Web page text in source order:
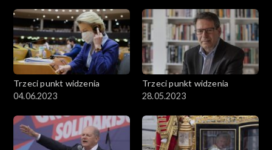
Trzeci punkt widzenia
04.06.2023
Trzeci punkt widzenia
28.05.2023